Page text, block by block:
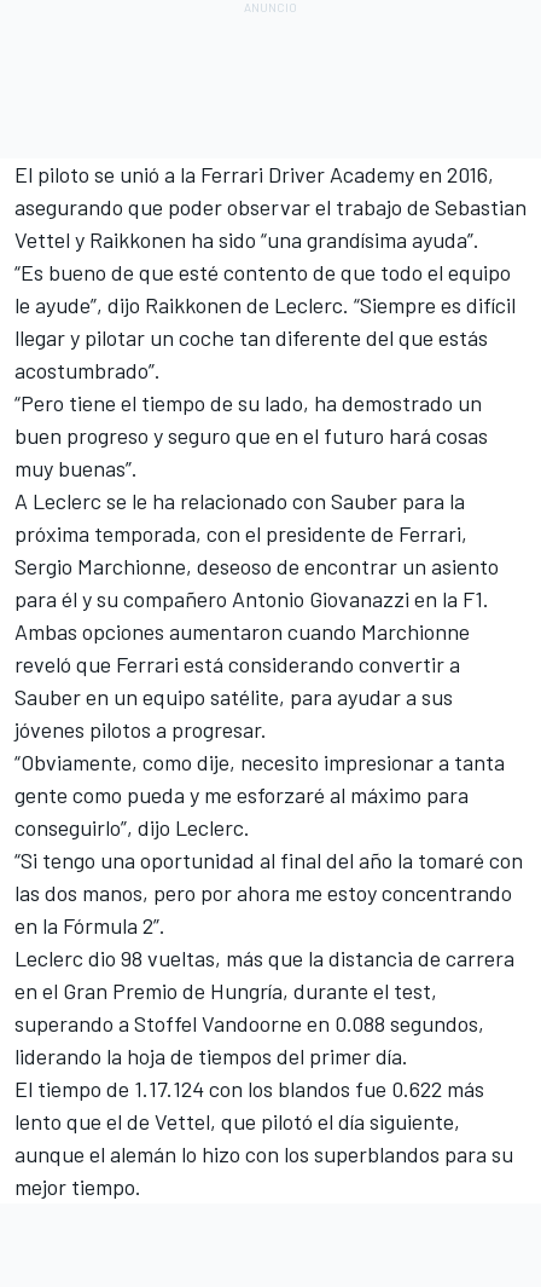
El piloto se unió a la Ferrari Driver Academy en 2016,
asegurando que poder observar el trabajo de Sebastian
Vettel y Raikkonen ha sido “una grandísima ayuda”.
“Es bueno de que esté contento de que todo el equipo
le ayude”, dijo Raikkonen de Leclerc. “Siempre es difícil
llegar y pilotar un coche tan diferente del que estás
acostumbrado”.
“Pero tiene el tiempo de su lado, ha demostrado un
buen progreso y seguro que en el futuro hará cosas
muy buenas”.
A Leclerc se le ha relacionado con Sauber para la
próxima temporada, con el presidente de Ferrari,
Sergio Marchionne, deseoso de encontrar un asiento
para él y su compañero Antonio Giovanazzi en la F1.
Ambas opciones aumentaron cuando Marchionne
reveló que Ferrari está considerando convertir a
Sauber en un equipo satélite, para ayudar a sus
jóvenes pilotos a progresar.
“Obviamente, como dije, necesito impresionar a tanta
gente como pueda y me esforzaré al máximo para
conseguirlo”, dijo Leclerc.
“Si tengo una oportunidad al final del año la tomaré con
las dos manos, pero por ahora me estoy concentrando
en la Fórmula 2”.
Leclerc dio 98 vueltas, más que la distancia de carrera
en el Gran Premio de Hungría, durante el test,
superando a Stoffel Vandoorne en 0.088 segundos,
liderando la hoja de tiempos del primer día.
El tiempo de 1.17.124 con los blandos fue 0.622 más
lento que el de Vettel, que pilotó el día siguiente,
aunque el alemán lo hizo con los superblandos para su
mejor tiempo.